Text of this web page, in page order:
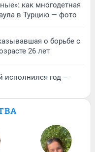
как многодетная
в Турцию — фото
о борьбе с
26 лет
исполнился год —